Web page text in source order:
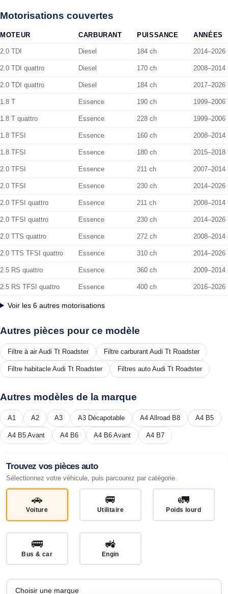
Motorisations couvertes
MOTEUR CARBURANT PUISSANCE ANNÉES
2.0 TDI Diesel 184 ch 2014–2026
2.0 TDI quattro Diesel 170 ch 2008–2014
2.0 TDI quattro Diesel 184 ch 2017–2026
1.8 T Essence 190 ch 1999–2006
1.8 T quattro Essence 228 ch 1999–2006
1.8 TFSI Essence 160 ch 2008–2014
1.8 TFSI Essence 180 ch 2015–2018
2.0 TFSI Essence 211 ch 2007–2014
2.0 TFSI Essence 230 ch 2014–2026
2.0 TFSI quattro Essence 211 ch 2008–2014
2.0 TFSI quattro Essence 230 ch 2014–2026
2.0 TTS quattro Essence 272 ch 2008–2014
2.0 TTS TFSI quattro Essence 310 ch 2014–2026
2.5 RS quattro Essence 360 ch 2009–2014
2.5 RS TFSI quattro Essence 400 ch 2016–2026
Voir les 6 autres motorisations
Autres pièces pour ce modèle
Filtre à air Audi Tt Roadster Filtre carburant Audi Tt Roadster
Filtre habitacle Audi Tt Roadster Filtres auto Audi Tt Roadster
Autres modèles de la marque
A1 A2 A3 A3 Décapotable A4 Allroad B8 A4 B5
A4 B5 Avant A4 B6 A4 B6 Avant A4 B7
Trouvez vos pièces auto
Sélectionnez votre véhicule, puis parcourez par catégorie.
🚗
Voiture
🚐
Utilitaire
🚛
Poids lourd
🚌
Bus & car
🚜
Engin